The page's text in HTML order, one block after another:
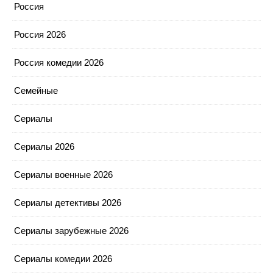
Россия
Россия 2026
Россия комедии 2026
Семейные
Сериалы
Сериалы 2026
Сериалы военные 2026
Сериалы детективы 2026
Сериалы зарубежные 2026
Сериалы комедии 2026